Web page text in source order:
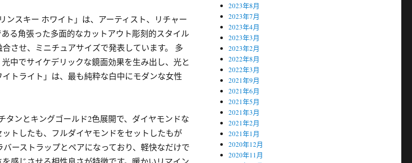
ンスキー ホワイト」は、アーティスト、リチャー
る角張った多面的なカットアウト彫刻的スタイル
させ、ミニチュアサイズで発表しています。 多
中でサイケデリックな鏡面効果を生み出し、光と
トライト」は、最も純粋な白中にモダンな女性
タンとキングゴールド2色展開で、ダイヤモンドな
トしたも、フルダイヤモンドをセットしたもが
ーストラップとペアになっており、軽快なだけで
2023年8月
2023年7月
2023年4月
2023年3月
2023年2月
2022年8月
2022年3月
2021年9月
2021年6月
2021年5月
2021年3月
2021年2月
2021年1月
2020年12月
2020年11月